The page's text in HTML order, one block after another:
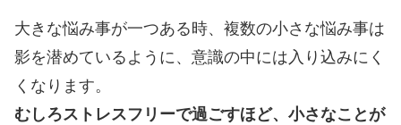
大きな悩み事が一つある時、複数の小さな悩み事は
影を潜めているように、意識の中には入り込みにく
くなります。
むしろストレスフリーで過ごすほど、小さなことが